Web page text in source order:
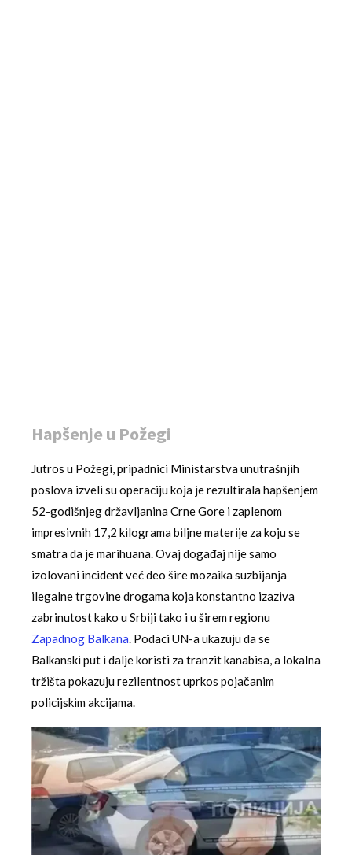
Hapšenje u Požegi
Jutros u Požegi, pripadnici Ministarstva unutrašnjih
poslova izveli su operaciju koja je rezultirala hapšenjem
52-godišnjeg državljanina Crne Gore i zaplenom
impresivnih 17,2 kilograma biljne materije za koju se
smatra da je marihuana. Ovaj događaj nije samo
izolovani incident već deo šire mozaika suzbijanja
ilegalne trgovine drogama koja konstantno izaziva
zabrinutost kako u Srbiji tako i u širem regionu
Zapadnog Balkana. Podaci UN-a ukazuju da se
Balkanski put i dalje koristi za tranzit kanabisa, a lokalna
tržišta pokazuju rezilentnost uprkos pojačanim
policijskim akcijama.